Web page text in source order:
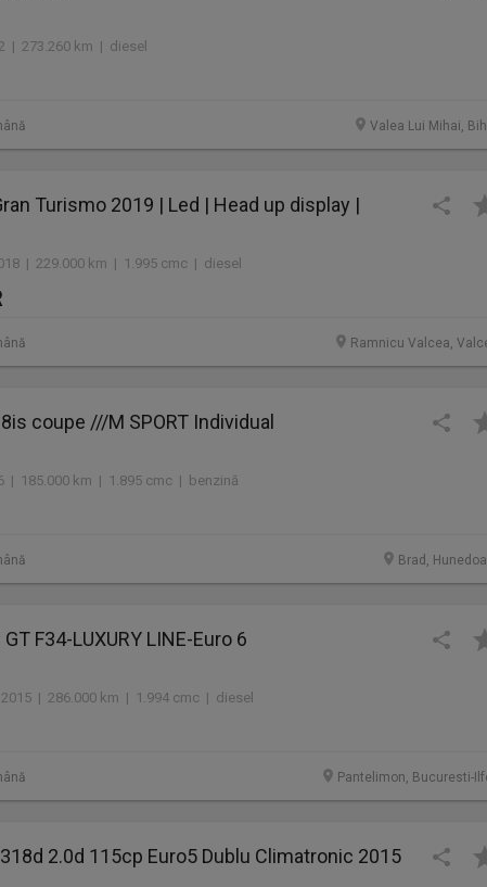
| 273.260 km | diesel
Valea Lui Mihai,
Turismo 2019 | Led | Head up display |
| 229.000 km | 1.995 cmc | diesel
Ramnicu Valcea,
coupe ///M SPORT Individual
| 185.000 km | 1.895 cmc | benzină
Brad,
F34-LUXURY LINE-Euro 6
| 286.000 km | 1.994 cmc | diesel
Pantelimon, Bucuresti-
2.0d 115cp Euro5 Dublu Climatronic 2015